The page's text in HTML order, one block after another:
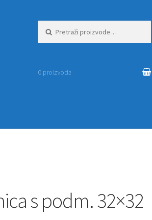
0 proizvoda
s podm. 32×32